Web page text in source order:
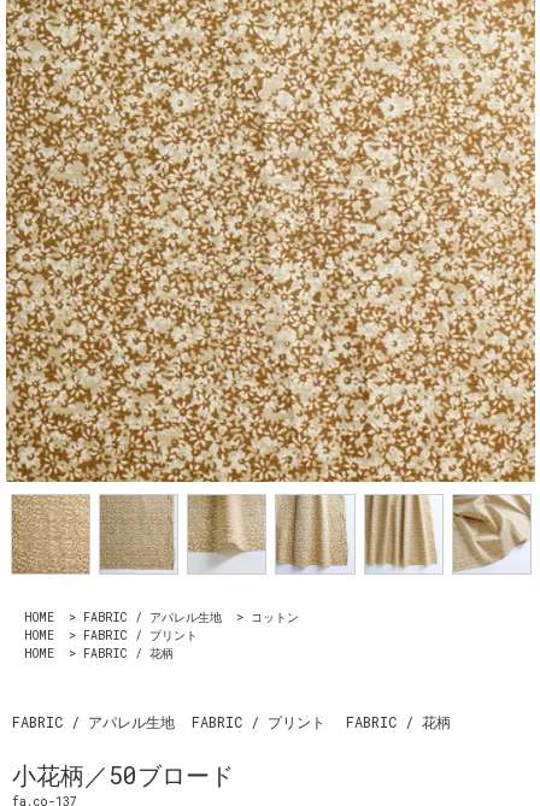
HOME > FABRIC / アパレル生地 > コットン
HOME
> FABRIC / プリント
HOME
> FABRIC / 花柄
FABRIC / アパレル生地 FABRIC / プリント FABRIC / 花柄
小花柄／50ブロード
fa.co-137